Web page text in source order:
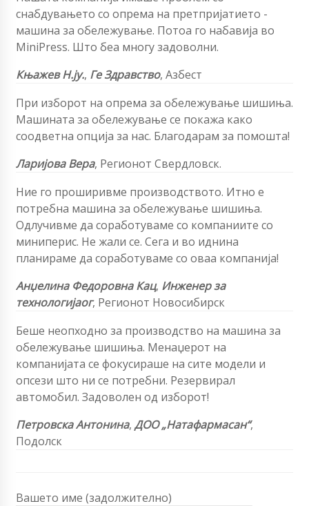
снабдувањето со опрема на претпријатието -
машина за обележување. Потоа го набавија во
MiniPress. Што беа многу задоволни.
Књажев Н.ју., Ге Здравство, Азбест
При изборот на опрема за обележување шишиња.
Машината за обележување се покажа како
соодветна опција за нас. Благодарам за помошта!
Ларијова Вера, Регионот Свердловск.
Ние го проширивме производството. Итно е
потребна машина за обележување шишиња.
Одлучивме да соработуваме со компаниите со
миниперис. Не жали се. Сега и во иднина
планираме да соработуваме со оваа компанија!
Анџелина Федоровна Кац, Инженер за
технологијаог, Регионот Новосибирск
Беше неопходно за производство на машина за
обележување шишиња. Менаџерот на
компанијата се фокусираше на сите модели и
опсези што ни се потребни. Резервирал
автомобил. Задоволен од изборот!
Петровска Антонина, ДОО „Натафармасан“,
Подолск
Вашето име (задолжително)